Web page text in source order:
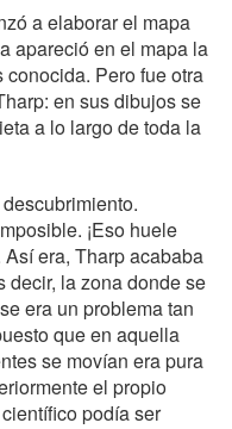
a elaborar el mapa
apareció en el mapa la
Pero fue otra
en sus dibujos se
a lo largo de toda la
¡Eso huele
era, Tharp acababa
decir, la zona donde se
era un problema tan
que en aquella
se movían era pura
el propio
podía ser